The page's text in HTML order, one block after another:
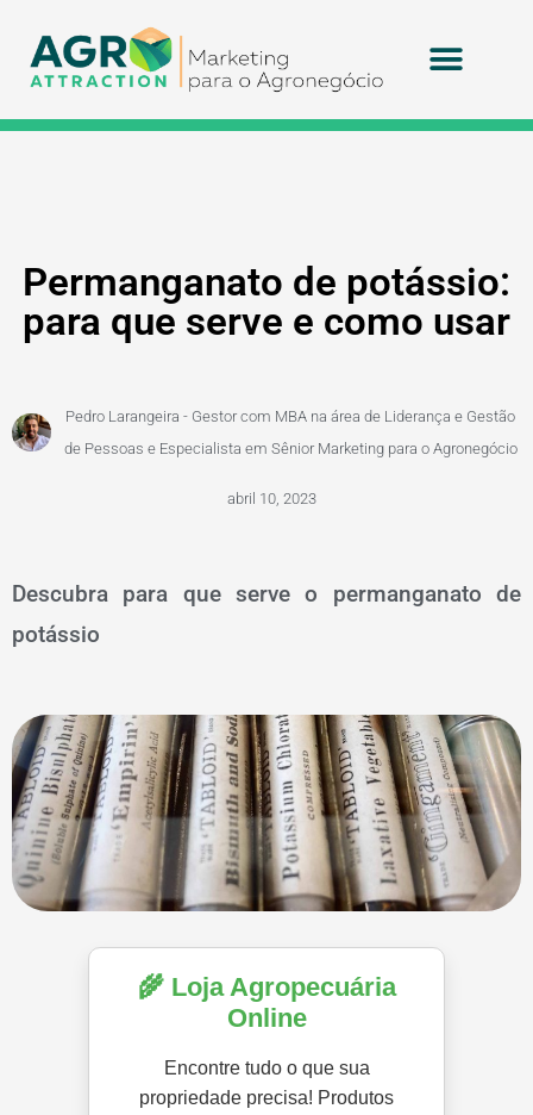
Permanganato de potássio:
para que serve e como usar
Pedro Larangeira - Gestor com MBA na área de Liderança e Gestão
de Pessoas e Especialista em Sênior Marketing para o Agronegócio
abril 10, 2023
Descubra para que serve o permanganato de
potássio
🌾 Loja Agropecuária
Online
Encontre tudo o que sua
propriedade precisa! Produtos